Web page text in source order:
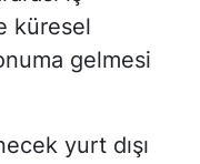
küresel
gelmesi
yurt dışı